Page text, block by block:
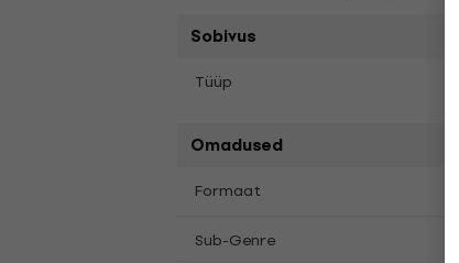
Sobivus
Tüüp
Omadused
Formaat
Sub-Genre